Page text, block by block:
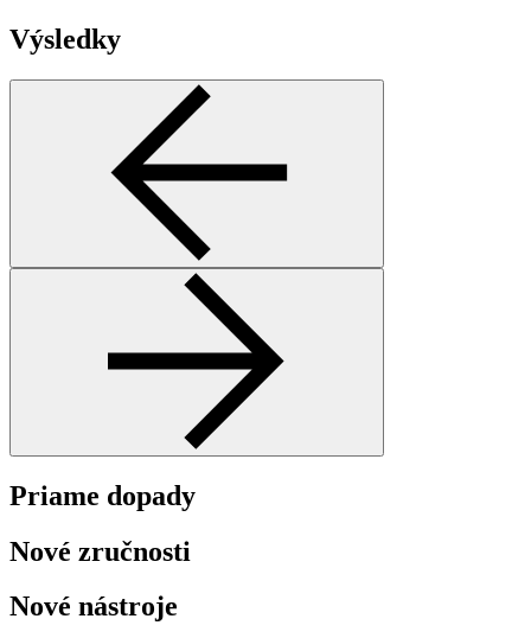
Výsledky
Priame dopady
Nové zručnosti
Nové nástroje